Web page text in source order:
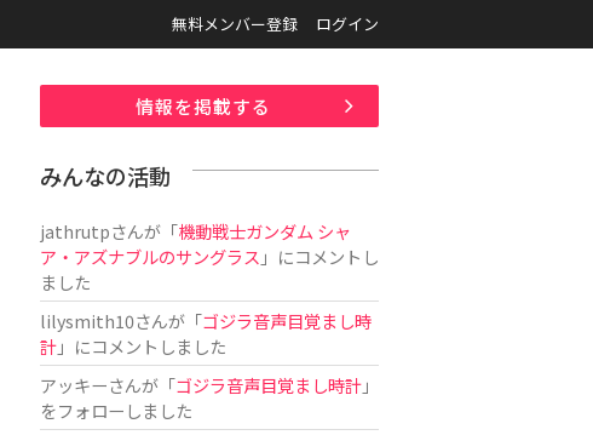
無料メンバー登録 ログイン
情報を掲載する
みんなの活動
jathrutpさんが「機動戦士ガンダム シャ
ア・アズナブルのサングラス 」にコメントし
ました
lilysmith10さんが「ゴジラ音声目覚まし時
計」にコメントしました
アッキーさんが「ゴジラ音声目覚まし時計」
をフォローしました